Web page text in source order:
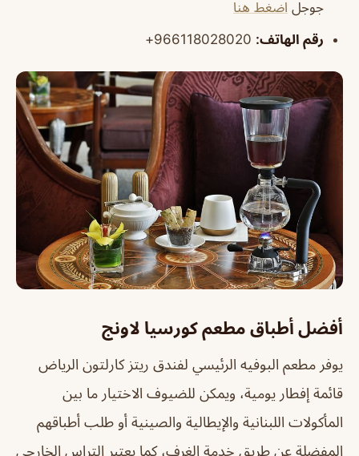
جوجل اضغط هنا
رقم الهاتف: 966118028020+
أفضل أطباق مطعم كورسيا لاونج
يوفر مطعم البوفيه الرئيسي لفندق ريتز كارلتون الرياض
قائمة إفطار يومية، ويمكن للضيوف الاختيار ما بين
المأكولات اللبنانية والإيطالية والصينية أو طلب أطباقهم
المفضلة عن طريق خدمة الغرف، كما يعتبر التراس الخارجي